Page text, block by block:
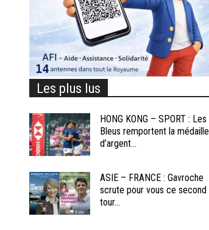
Les plus lus
HONG KONG – SPORT : Les
Bleus remportent la médaille
d’argent...
ASIE – FRANCE : Gavroche
scrute pour vous ce second
tour...